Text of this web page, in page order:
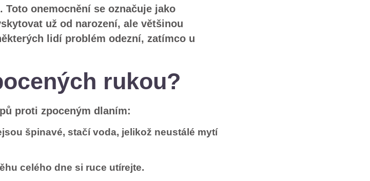
onemocnění se označuje jako
už od narození, ale většinou
lidí problém odezní, zatímco u
rukou?
proti zpoceným dlaním:
špinavé, stačí voda, jelikož neustálé mytí
celého dne si ruce utírejte.